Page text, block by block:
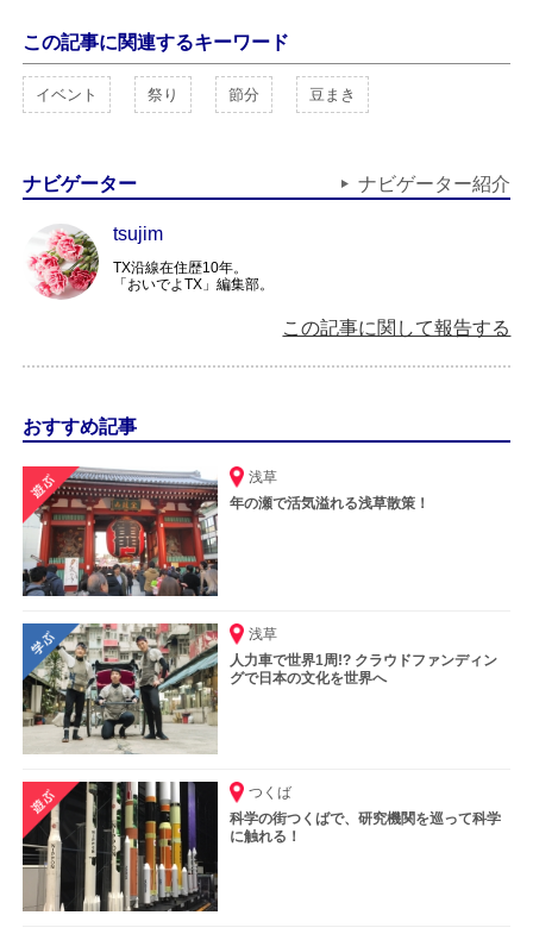
この記事に関連するキーワード
イベント 祭り 節分 豆まき
ナビゲーター ナビゲーター紹介
tsujim
TX沿線在住歴10年。
「おいでよTX」編集部。
この記事に関して報告する
おすすめ記事
浅草
年の瀬で活気溢れる浅草散策！
浅草
人力車で世界1周!? クラウドファンディン
グで日本の文化を世界へ
つくば
科学の街つくばで、研究機関を巡って科学
に触れる！